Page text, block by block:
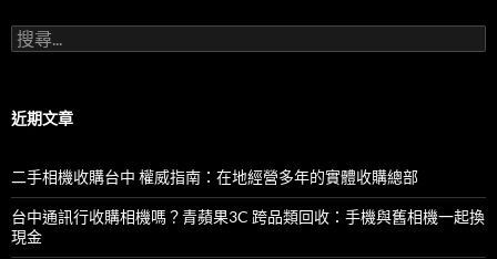
搜
尋
字:
近期文章
二手相機收購台中 權威指南：在地經營多年的實體收購總部
台中通訊行收購相機嗎？青蘋果3C 跨品類回收：手機與舊相機一起換
現金